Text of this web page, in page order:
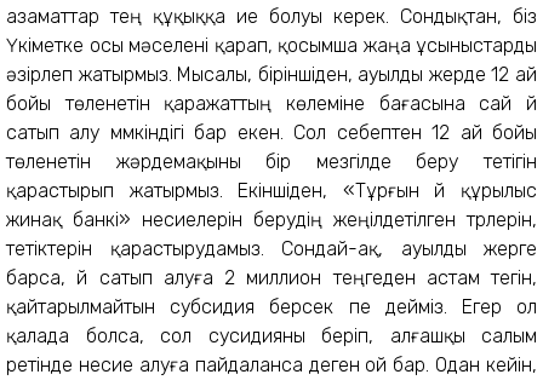
азаматтар тең құқыққа ие болуы керек. Сондықтан, біз
Үкіметке осы мәселені қарап, қосымша жаңа ұсыныстарды
әзірлеп жатырмыз. Мысалы, бiрiншiден, ауылды жерде 12 ай
бойы төленетін қаражаттың көлеміне бағасына сай үй
сатып алу мүмкіндігі бар екен. Сол себептен 12 ай бойы
төленетін жәрдемақыны бір мезгілде беру тетігін
қарастырып жатырмыз. Екіншіден, «Тұрғын үй құрылыс
жинақ банкі» несиелерiн берудің жеңілдетілген түрлерін,
тетіктерін қарастырудамыз. Сондай-ақ, ауылды жерге
барса, үй сатып алуға 2 миллион теңгеден астам тегін,
қайтарылмайтын субсидия берсек пе дейміз. Егер ол
қалада болса, сол сусидияны беріп, алғашқы салым
ретінде несие алуға пайдаланса деген ой бар. Одан кейін,